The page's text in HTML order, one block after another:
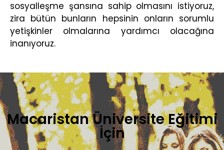
sosyalleşme şansına sahip olmasını istiyoruz,
zira bütün bunların hepsinin onların sorumlu
yetişkinler olmalarına yardımcı olacağına
inanıyoruz.
Macaristan Üniversite Eğitimi
İçin